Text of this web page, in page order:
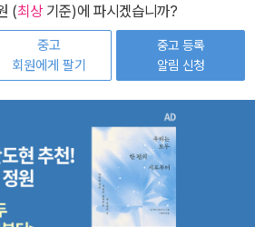
(최상기준)에 파시겠습니까?
중고
회원에게 팔기
중고 등록
알림 신청